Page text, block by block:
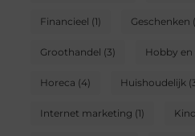
Financieel (1) Geschenken
Groothandel (3) Hobby en
Horeca (4) Huishoudelijk
Internet marketing (1)